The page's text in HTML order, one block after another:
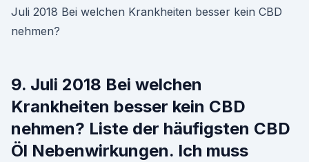
Juli 2018 Bei welchen Krankheiten besser kein CBD
nehmen?
9. Juli 2018 Bei welchen
Krankheiten besser kein CBD
nehmen? Liste der häufigsten CBD
Öl Nebenwirkungen. Ich muss